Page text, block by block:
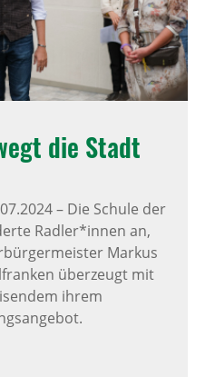
die Stadt
– Die Schule der
Radler*innen an,
Markus
überzeugt mit
ihrem